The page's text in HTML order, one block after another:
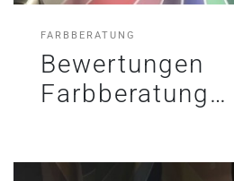
FARBBERATUNG
Bewertungen
Farbberatung…